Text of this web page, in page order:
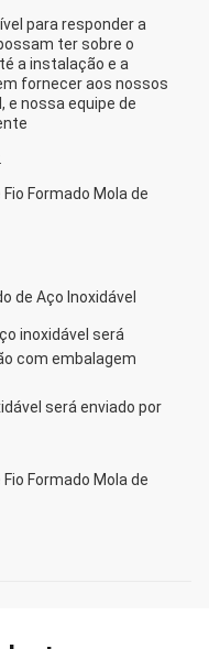
para responder a
ter sobre o
a instalação e a
fornecer aos nossos
e nossa equipe de
de Aço Inoxidável
inoxidável será
com embalagem
será enviado por